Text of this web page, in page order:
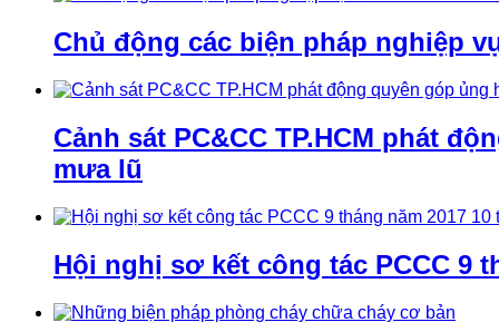
Chủ động các biện pháp nghiệp
Cảnh sát PC&CC TP.HCM phát
mưa lũ
Hội nghị sơ kết công tác PCCC 9